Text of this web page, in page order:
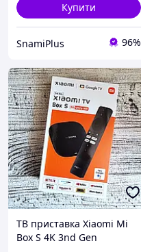
Купити
SnamiPlus 96%
ТВ приставка Xiaomi Mi
Box S 4K 3nd Gen